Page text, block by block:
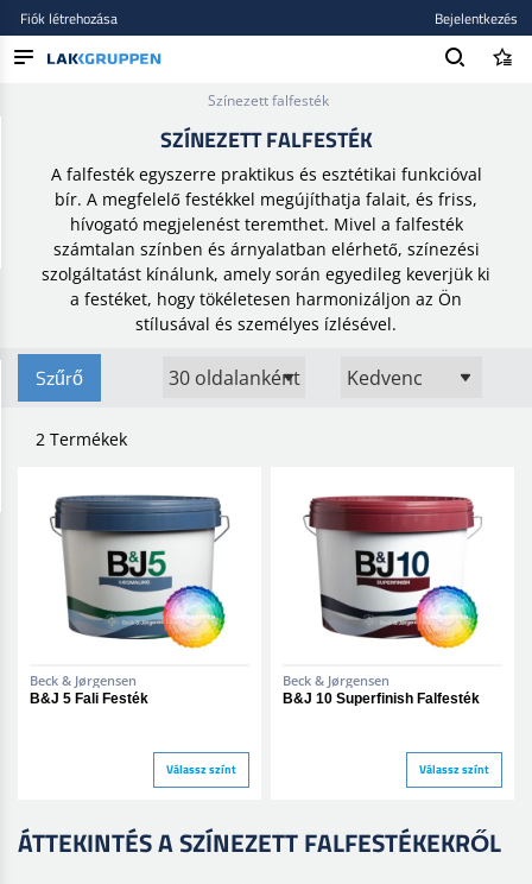
BLOG
MÁRKÁK
ÚJ BEKERÜLT
Fiók létrehozása Bejelentkezés
Színezett falfesték
SZÍNEZETT FALFESTÉK
A falfesték egyszerre praktikus és esztétikai funkcióval
bír. A megfelelő festékkel megújíthatja falait, és friss,
hívogató megjelenést teremthet. Mivel a falfesték
számtalan színben és árnyalatban elérhető, színezési
szolgáltatást kínálunk, amely során egyedileg keverjük ki
a festéket, hogy tökéletesen harmonizáljon az Ön
stílusával és személyes ízlésével.
Szűrő
2 Termékek
Beck & Jørgensen
B&J 5 Fali Festék
Válassz színt
Beck & Jørgensen
B&J 10 Superfinish Falfesték
Válassz színt
ÁTTEKINTÉS A SZÍNEZETT FALFESTÉKEKRŐL